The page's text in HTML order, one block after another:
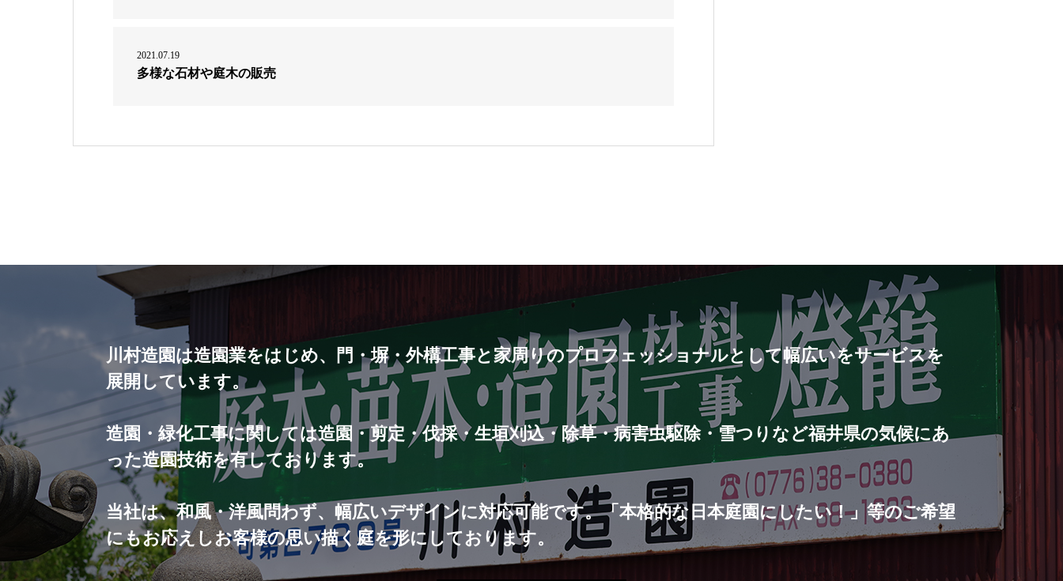
2021.07.19
多様な石材や庭木の販売
川村造園は造園業をはじめ、門・塀・外構工事と家周りのプロフェッショナルとして幅広いをサービスを
展開しています。
造園・緑化工事に関しては造園・剪定・伐採・生垣刈込・除草・病害虫駆除・雪つりなど福井県の気候にあ
った造園技術を有しております。
当社は、和風・洋風問わず、幅広いデザインに対応可能です。「本格的な日本庭園にしたい！」等のご希望
にもお応えしお客様の思い描く庭を形にしております。